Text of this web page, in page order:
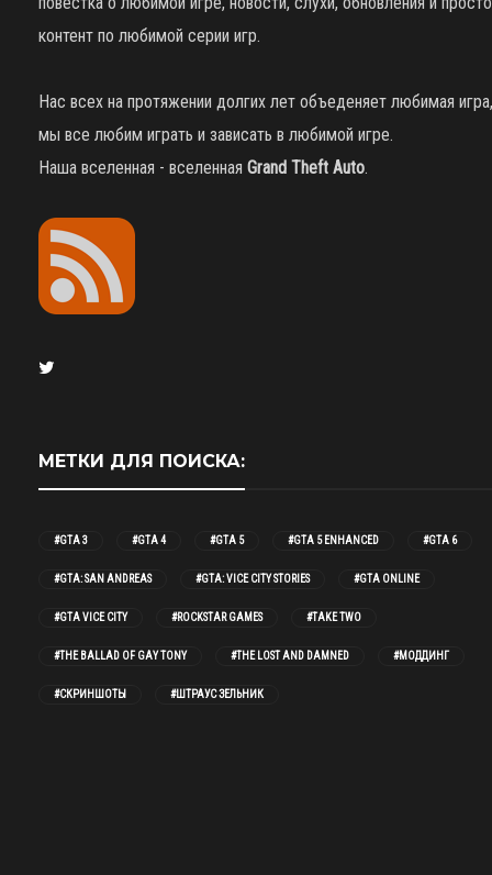
контент по любимой серии игр.
Нас всех на протяжении долгих лет объеденяет любимая игра,
мы все любим играть и зависать в любимой игре.
Наша вселенная - вселенная Grand Theft Auto.
МЕТКИ ДЛЯ ПОИСКА:
#GTA 3 #GTA 4 #GTA 5 #GTA 5 ENHANCED #GTA 6
#GTA: SAN ANDREAS #GTA: VICE CITY STORIES #GTA ONLINE
#GTA VICE CITY #ROCKSTAR GAMES #TAKE TWO
#THE BALLAD OF GAY TONY #THE LOST AND DAMNED #МОДДИНГ
#СКРИНШОТЫ #ШТРАУС ЗЕЛЬНИК